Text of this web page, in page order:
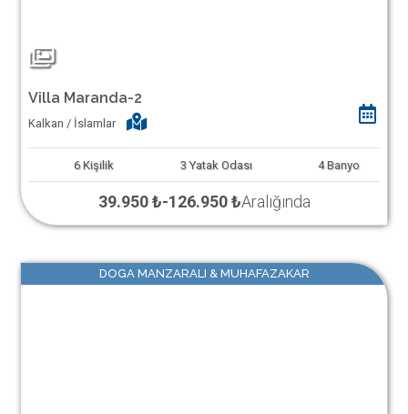
Villa Maranda-2
Kalkan / İslamlar
6 Kişilik 3 Yatak Odası 4 Banyo
39.950 ₺-126.950 ₺Aralığında
DOGA MANZARALI & MUHAFAZAKAR